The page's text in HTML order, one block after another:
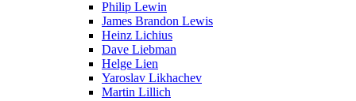
Philip Lewin
James Brandon Lewis
Heinz Lichius
Dave Liebman
Helge Lien
Yaroslav Likhachev
Martin Lillich